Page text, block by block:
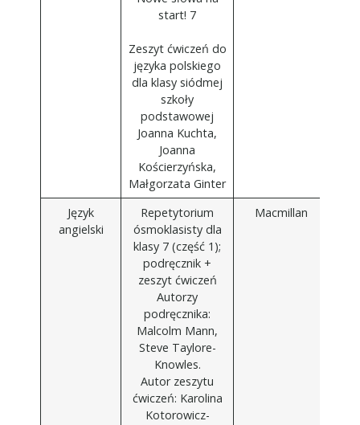
start! 7
Zeszyt ćwiczeń do
języka polskiego
dla klasy siódmej
szkoły
podstawowej
Joanna Kuchta,
Joanna
Kościerzyńska,
Małgorzata Ginter
Język
angielski
Repetytorium
ósmoklasisty dla
klasy 7 (część 1);
podręcznik +
zeszyt ćwiczeń
Autorzy
podręcznika:
Malcolm Mann,
Steve Taylore-
Knowles.
Autor zeszytu
ćwiczeń: Karolina
Kotorowicz-
Macmillan